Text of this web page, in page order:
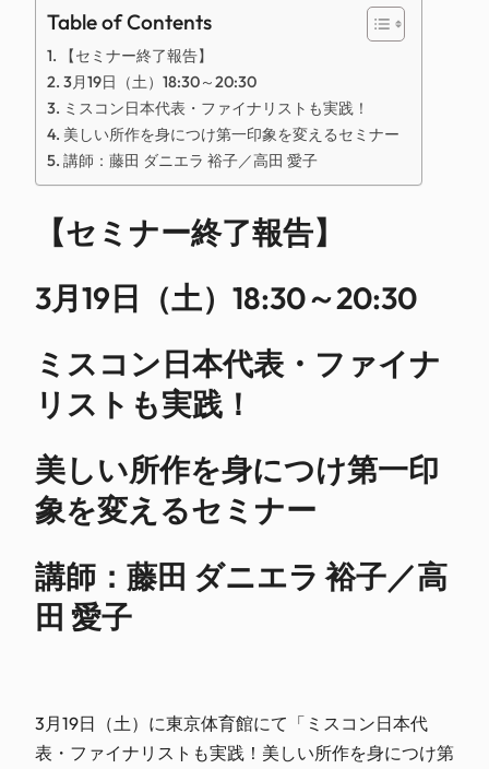
Table of Contents
【セミナー終了報告】
3月19日（土）18:30～20:30
ミスコン日本代表・ファイナリストも実践！
美しい所作を身につけ第一印象を変えるセミナー
講師：藤田 ダニエラ 裕子／高田 愛子
【セミナー終了報告】
3月19日（土）18:30～20:30
ミスコン日本代表・ファイナ
リストも実践！
美しい所作を身につけ第一印
象を変えるセミナー
講師：藤田 ダニエラ 裕子／高
田 愛子
3月19日（土）に東京体育館にて「ミスコン日本代
表・ ファイナリストも実践！美しい所作を身につけ第